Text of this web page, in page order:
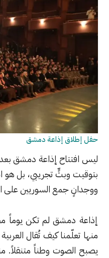
إذاعة دمشق
إذاعة دمشق بعد التحرير
تجريبي، بل هو استعادةٌ
السوريين على اختلاف
لم تكن يوماً مجرد أثير،
كيف تُقال العربية
وطناً متنقلاً. منذ أن قال